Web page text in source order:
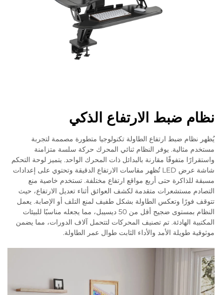
نظام ضبط الارتفاع الذكي
يُظهر نظام ضبط ارتفاع الطاولة تكنولوجيا متطورة مصممة لتجربة
مستخدم مثالية. يوفر النظام ثنائي المحرك حركة سلسة متزامنة
واستقرارًا متفوقًا مقارنة بالبدائل ذات المحرك الواحد. يتميز لوحة التحكم
شاشة عرض LED تُظهر مقاسات الارتفاع الدقيقة وتحتوي على إعدادات
مسبقة للذاكرة حتى أربع مواقع ارتفاع مختلفة. تستخدم خاصية منع
التصادم مستشعرات متقدمة لكشف العوائق أثناء تعديل الارتفاع، حيث
تتوقف فورًا وتعكس الطاولة بشكل طفيف لمنع التلف أو الإصابة. يعمل
النظام بمستوى ضجيج أقل من 50 ديسيبل، مما يجعله مناسبًا للبيئات
المكتبية الهادئة. تم تصنيف المحركات لتتحمل آلاف الدورات، مما يضمن
موثوقية طويلة الأمد والأداء الثابت طوال عمر الطاولة.